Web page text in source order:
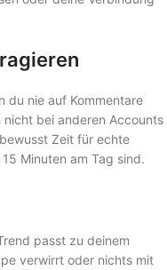
du nie auf Kommentare
bei anderen Accounts
Zeit für echte
Minuten am Tag sind.
passt zu deinem
verwirrt oder nichts mit